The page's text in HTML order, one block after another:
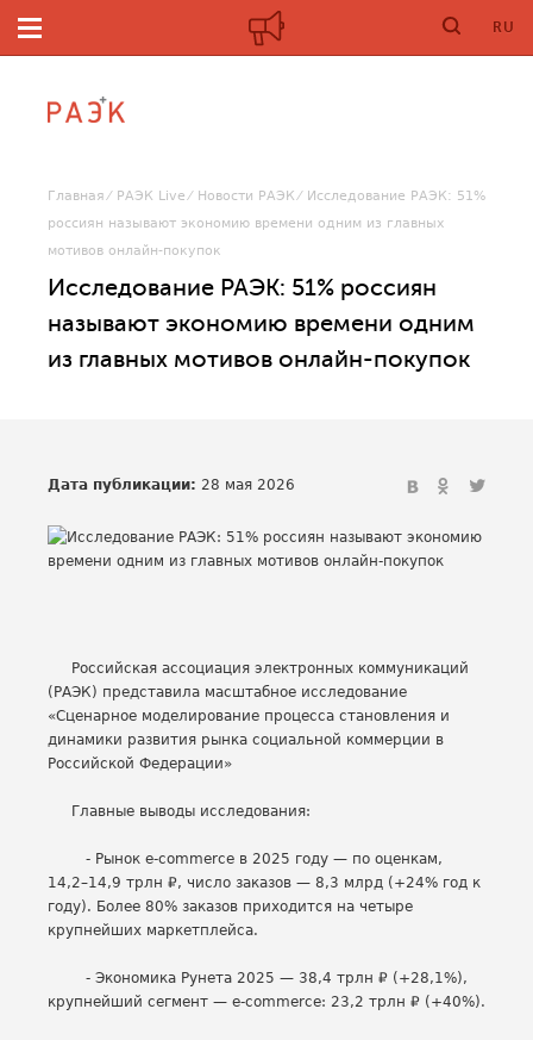
RU
Главная РАЭК Live Новости РАЭК
Исследование РАЭК: 51%
россиян называют экономию времени одним из главных
мотивов онлайн-покупок
Исследование РАЭК: 51% россиян
называют экономию времени одним
из главных мотивов онлайн-покупок
Дата публикации: 28 мая 2026
Российская ассоциация электронных коммуникаций
(РАЭК) представила масштабное исследование
«Сценарное моделирование процесса становления и
динамики развития рынка социальной коммерции в
Российской Федерации»
Главные выводы исследования:
- Рынок e‑commerce в 2025 году — по оценкам,
14,2–14,9 трлн ₽, число заказов — 8,3 млрд (+24% год к
году). Более 80% заказов приходится на четыре
крупнейших маркетплейса.
- Экономика Рунета 2025 — 38,4 трлн ₽ (+28,1%),
крупнейший сегмент — e‑commerce: 23,2 трлн ₽ (+40%).